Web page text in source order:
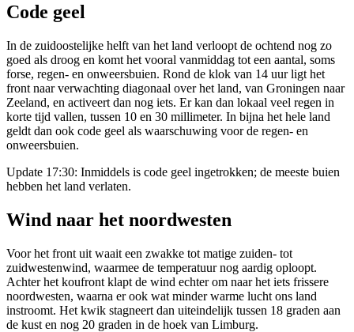
Code geel
In de zuidoostelijke helft van het land verloopt de ochtend nog zo
goed als droog en komt het vooral vanmiddag tot een aantal, soms
forse, regen- en onweersbuien. Rond de klok van 14 uur ligt het
front naar verwachting diagonaal over het land, van Groningen naar
Zeeland, en activeert dan nog iets. Er kan dan lokaal veel regen in
korte tijd vallen, tussen 10 en 30 millimeter. In bijna het hele land
geldt dan ook code geel als waarschuwing voor de regen- en
onweersbuien.
Update 17:30: Inmiddels is code geel ingetrokken; de meeste buien
hebben het land verlaten.
Wind naar het noordwesten
Voor het front uit waait een zwakke tot matige zuiden- tot
zuidwestenwind, waarmee de temperatuur nog aardig oploopt.
Achter het koufront klapt de wind echter om naar het iets frissere
noordwesten, waarna er ook wat minder warme lucht ons land
instroomt. Het kwik stagneert dan uiteindelijk tussen 18 graden aan
de kust en nog 20 graden in de hoek van Limburg.